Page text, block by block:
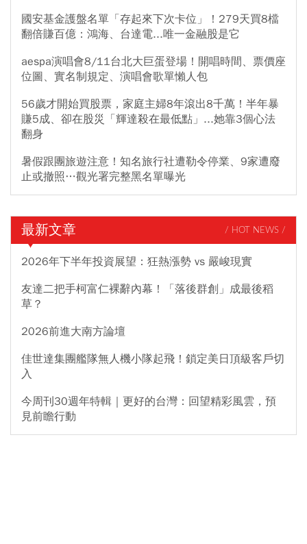
國安基金護盤名單「存起來下次卡位」！279天買8檔
翻倍賺百億：鴻海、台達電...唯一金融股是它
aespa演唱會8/11台北大巨蛋登場！開唱時間、票價座
位圖、實名制規定、演唱會歌單懶人包
56歲才開始買股票，家庭主婦8年滾出8千萬！半年暴
賺5成、卻在股災「輝達殺在最低點」...她靠3個心法
翻身
暑假跟團旅遊注意！知名旅行社遭勒令停業、9家遭廢
止或撤照…觀光署完整黑名單曝光
最新文章 / HOT NEWS /
2026年下半年投資展望：狂熱漲勢 vs 嚴峻現實
友達二把手柯富仁裸辭內幕！「落後群創」成最後稻
草？
2026前進大南方論壇
佳世達集團艦隊無人機小隊起飛！鎖定美日頂級客戶切
入
今周刊30週年特輯｜更好的台灣：回望精彩風雲，預
見前瞻行動